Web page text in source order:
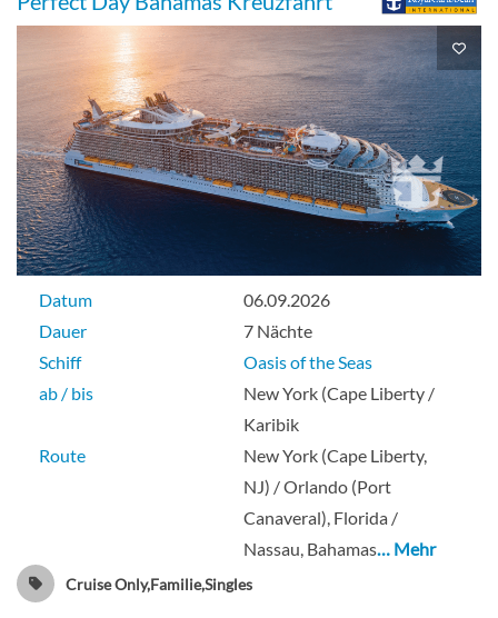
Deck 7
Innenkabine
Balkonkabine (Meerblick)-[3D]
Deck 6
Datum
06.09.2026
Dauer
7 Nächte
Schiff
Oasis of the Seas
ab / bis
New York (Cape Liberty /
Karibik
Route
New York (Cape Liberty,
NJ) / Orlando (Port
Canaveral), Florida /
Nassau, Bahamas… Mehr
Cruise Only,Familie,Singles